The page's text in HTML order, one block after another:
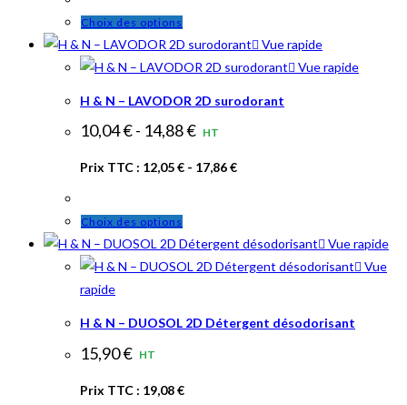
Choix des options
produit
a
variations.
Les
sur
la
du
Vue rapide
Vue rapide
H & N – LAVODOR 2D surodorant
10,04€- 14,88€ HT
Prix TTC : 12,05€ - 17,86€
Choix des options
produit
a
Les
Vue rapide
Vue
rapide
H & N – DUOSOL 2D Détergent désodorisant
15,90€ HT
Prix TTC : 19,08€